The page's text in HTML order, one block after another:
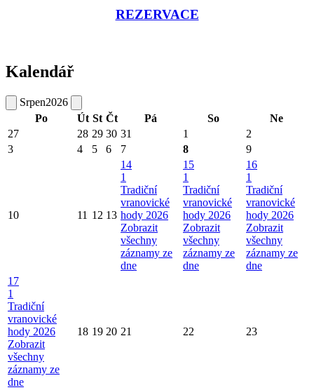
REZERVACE
Kalendář
Srpen2026
Po
Út St Čt Pá So
Ne
27
28 29 30 31 1
2
3
4 5 6 7 8 9
10 11 12 13
14
1
Tradiční
vranovické
hody 2026
Zobrazit
všechny
záznamy ze
dne
15
1
Tradiční
vranovické
hody 2026
Zobrazit
všechny
záznamy ze
dne
16
1
Tradiční
vranovické
hody 2026
Zobrazit
všechny
záznamy ze
dne
17
1
Tradiční
vranovické
hody 2026
Zobrazit
všechny
záznamy ze
dne
18 19 20 21 22 23